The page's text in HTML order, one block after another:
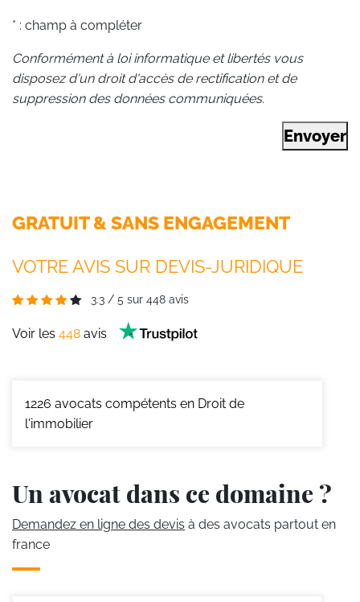
* : champ à compléter
Conformément à loi informatique et libertés vous
disposez d'un droit d'accès de rectification et de
suppression des données communiquées.
Envoyer
GRATUIT & SANS ENGAGEMENT
VOTRE AVIS SUR DEVIS-JURIDIQUE
3.3 / 5 sur 448 avis
Voir les 448 avis
1226 avocats compétents en Droit de
l'immobilier
Un avocat dans ce domaine ?
Demandez en ligne des devis à des avocats partout en
france